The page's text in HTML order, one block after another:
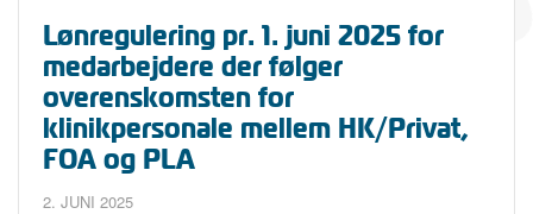
Lønregulering pr. 1. juni 2025 for
medarbejdere der følger
overenskomsten for
klinikpersonale mellem HK/Privat,
FOA og PLA
2. JUNI 2025